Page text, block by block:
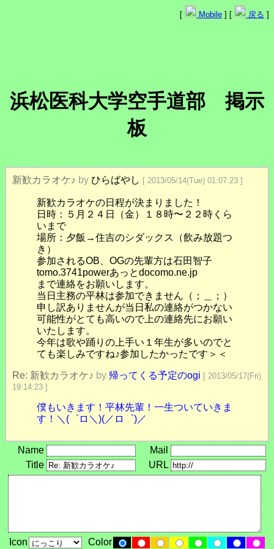
[ Mobile ] [ 戻る ]
浜松医科大学空手道部 掲示
板
新歓カラオケ♪ by ひらばやし [ 2013/05/14(Tue) 01:07:23 ]
新歓カラオケの日程が決まりました！
日時：５月２４日（金）１８時〜２２時くら
いまで
場所：夕飯→住吉のシダックス（飲み放題つ
き）
参加されるOB、OGの先輩方は石田智子
tomo.3741powerあっとdocomo.ne.jp
まで連絡をお願いします。
当日主務の平林は参加できません（；＿；）
申し訳ありませんが当日私の連絡がつかない
可能性がとても高いので上の連絡先にお願い
いたします。
今年は歌や踊りの上手い１年生が多いのでと
ても楽しみですね♪参加したかったです＞＜
Re: 新歓カラオケ♪ by 帰ってくる予定のogi [ 2013/05/17(Fri)
19:14:23 ]
僕もいきます！平林先輩！一生ついていきま
す！＼(゜ロ＼)(／ロ゜)／
Name
Mail
Title
URL
Icon Color